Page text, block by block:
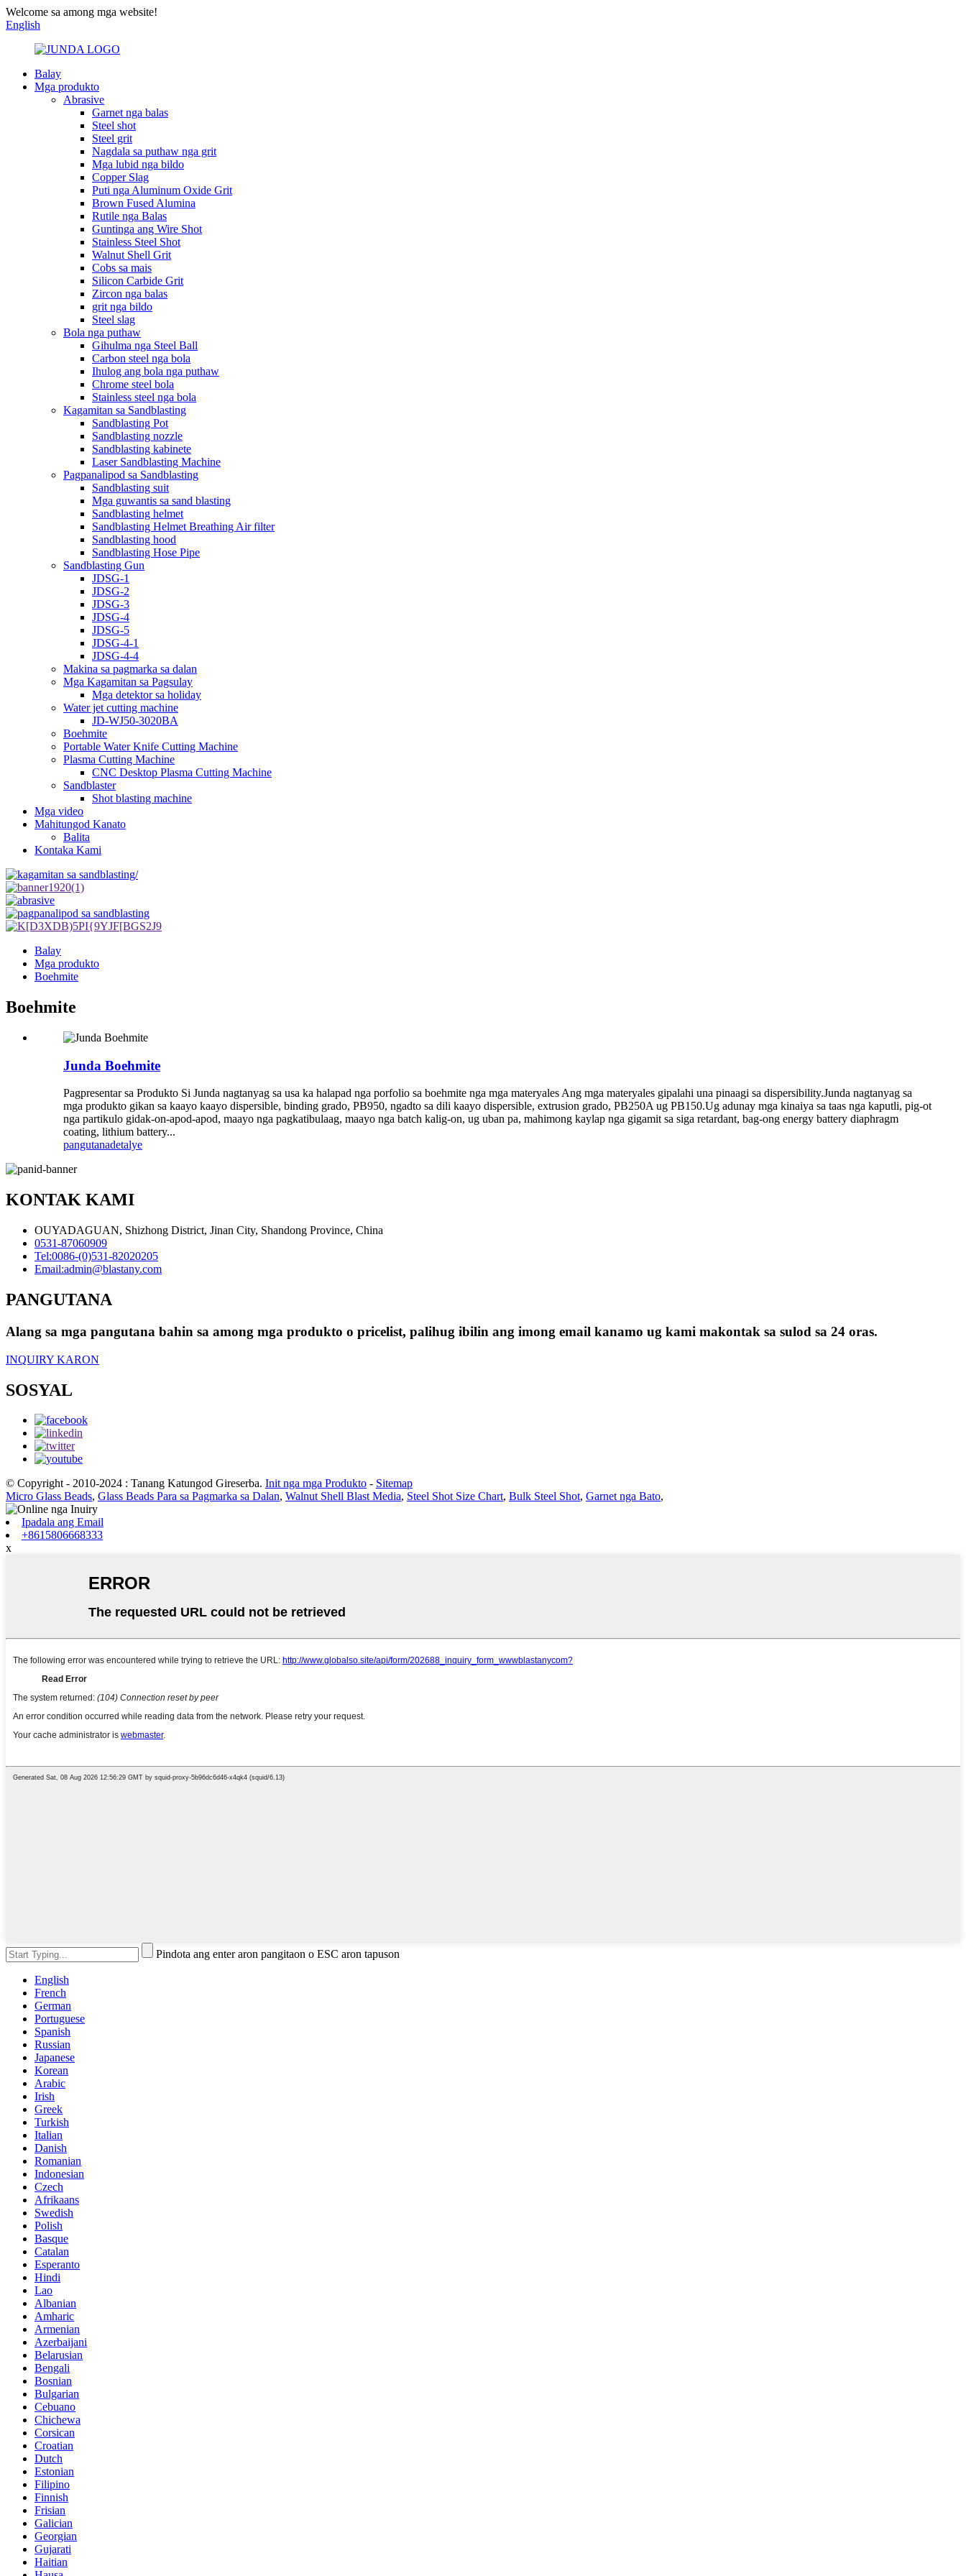
Welcome sa among mga website!
English
Balay
Mga produkto
Abrasive
Garnet nga balas
Steel shot
Steel grit
Nagdala sa puthaw nga grit
Mga lubid nga bildo
Copper Slag
Puti nga Aluminum Oxide Grit
Brown Fused Alumina
Rutile nga Balas
Guntinga ang Wire Shot
Stainless Steel Shot
Walnut Shell Grit
Cobs sa mais
Silicon Carbide Grit
Zircon nga balas
grit nga bildo
Steel slag
Bola nga puthaw
Gihulma nga Steel Ball
Carbon steel nga bola
Ihulog ang bola nga puthaw
Chrome steel bola
Stainless steel nga bola
Kagamitan sa Sandblasting
Sandblasting Pot
Sandblasting nozzle
Sandblasting kabinete
Laser Sandblasting Machine
Pagpanalipod sa Sandblasting
Sandblasting suit
Mga guwantis sa sand blasting
Sandblasting helmet
Sandblasting Helmet Breathing Air filter
Sandblasting hood
Sandblasting Hose Pipe
Sandblasting Gun
JDSG-1
JDSG-2
JDSG-3
JDSG-4
JDSG-5
JDSG-4-1
JDSG-4-4
Makina sa pagmarka sa dalan
Mga Kagamitan sa Pagsulay
Mga detektor sa holiday
Water jet cutting machine
JD-WJ50-3020BA
Boehmite
Portable Water Knife Cutting Machine
Plasma Cutting Machine
CNC Desktop Plasma Cutting Machine
Sandblaster
Shot blasting machine
Mga video
Mahitungod Kanato
Balita
Kontaka Kami
Balay
Mga produkto
Boehmite
Boehmite
Junda Boehmite
Pagpresentar sa Produkto Si Junda nagtanyag sa usa ka halapad nga porfolio sa boehmite nga mga materyales Ang mga materyales gipalahi una pinaagi sa dispersibility.Junda nagtanyag sa
mga produkto gikan sa kaayo kaayo dispersible, binding grado, PB950, ngadto sa dili kaayo dispersible, extrusion grado, PB250A ug PB150.Ug adunay mga kinaiya sa taas nga kaputli, pig-ot
nga partikulo gidak-on-apod-apod, maayo nga pagkatibulaag, maayo nga batch kalig-on, ug uban pa, mahimong kaylap nga gigamit sa siga retardant, bag-ong energy battery diaphragm
coating, lithium battery...
pangutanadetalye
KONTAK KAMI
OUYADAGUAN, Shizhong District, Jinan City, Shandong Province, China
0531-87060909
Tel:0086-(0)531-82020205
Email:admin@blastany.com
PANGUTANA
Alang sa mga pangutana bahin sa among mga produkto o pricelist, palihug ibilin ang imong email kanamo ug kami makontak sa sulod sa 24 oras.
INQUIRY KARON
SOSYAL
© Copyright - 2010-2024 : Tanang Katungod Gireserba. Init nga mga Produkto - Sitemap
Micro Glass Beads, Glass Beads Para sa Pagmarka sa Dalan, Walnut Shell Blast Media, Steel Shot Size Chart, Bulk Steel Shot, Garnet nga Bato,
Ipadala ang Email
+8615806668333
x
Pindota ang enter aron pangitaon o ESC aron tapuson
English
French
German
Portuguese
Spanish
Russian
Japanese
Korean
Arabic
Irish
Greek
Turkish
Italian
Danish
Romanian
Indonesian
Czech
Afrikaans
Swedish
Polish
Basque
Catalan
Esperanto
Hindi
Lao
Albanian
Amharic
Armenian
Azerbaijani
Belarusian
Bengali
Bosnian
Bulgarian
Cebuano
Chichewa
Corsican
Croatian
Dutch
Estonian
Filipino
Finnish
Frisian
Galician
Georgian
Gujarati
Haitian